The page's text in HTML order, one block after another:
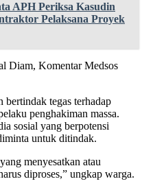
APH Periksa Kasudin
Pelaksana Proyek
Diam, Komentar Medsos
bertindak tegas terhadap
penghakiman massa.
sosial yang berpotensi
untuk ditindak.
menyesatkan atau
diproses,” ungkap warga.